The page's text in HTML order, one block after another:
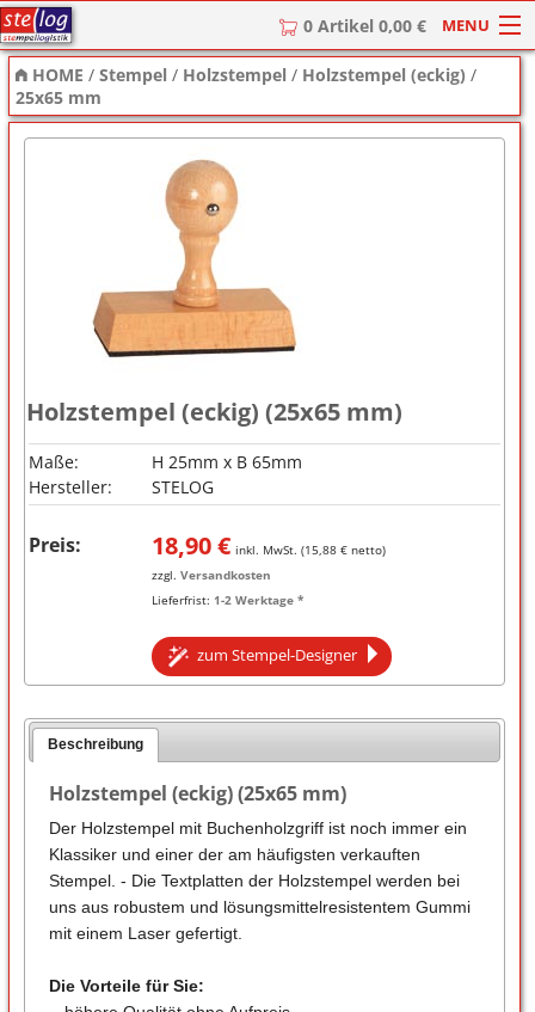
0 Artikel 0,00 € MENU
HOME
Stempel
Stempel-Textplatten
HOME /Stempel / Holzstempel / Holzstempel (eckig) /
25x65 mm
Holzstempel (eckig) (25x65 mm)
Maße:
H 25mm x B 65mm
Hersteller:
STELOG
Preis: 18,90€ inkl. MwSt. (15,88€ netto)
zzgl. Versandkosten
Lieferfrist: 1-2 Werktage *
zum Stempel-Designer
Beschreibung
Holzstempel (eckig) (25x65 mm)
Der Holzstempel mit Buchenholzgriff ist noch immer ein
Klassiker und einer der am häufigsten verkauften
Stempel. - Die Textplatten der Holzstempel werden bei
uns aus robustem und lösungsmittelresistentem Gummi
mit einem Laser gefertigt.
Die Vorteile für Sie: